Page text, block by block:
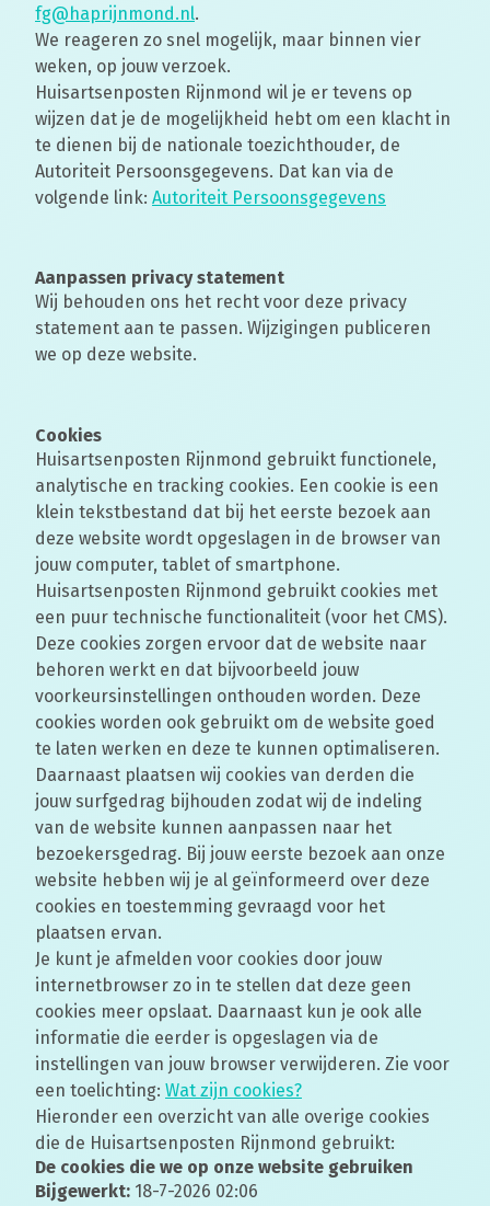
fg@haprijnmond.nl.
We reageren zo snel mogelijk, maar binnen vier
weken, op jouw verzoek.
Huisartsenposten Rijnmond wil je er tevens op
wijzen dat je de mogelijkheid hebt om een klacht in
te dienen bij de nationale toezichthouder, de
Autoriteit Persoonsgegevens. Dat kan via de
volgende link: Autoriteit Persoonsgegevens
Aanpassen privacy statement
Wij behouden ons het recht voor deze privacy
statement aan te passen. Wijzigingen publiceren
we op deze website.
Cookies
Huisartsenposten Rijnmond gebruikt functionele,
analytische en tracking cookies. Een cookie is een
klein tekstbestand dat bij het eerste bezoek aan
deze website wordt opgeslagen in de browser van
jouw computer, tablet of smartphone.
Huisartsenposten Rijnmond gebruikt cookies met
een puur technische functionaliteit (voor het CMS).
Deze cookies zorgen ervoor dat de website naar
behoren werkt en dat bijvoorbeeld jouw
voorkeursinstellingen onthouden worden. Deze
cookies worden ook gebruikt om de website goed
te laten werken en deze te kunnen optimaliseren.
Daarnaast plaatsen wij cookies van derden die
jouw surfgedrag bijhouden zodat wij de indeling
van de website kunnen aanpassen naar het
bezoekersgedrag. Bij jouw eerste bezoek aan onze
website hebben wij je al geïnformeerd over deze
cookies en toestemming gevraagd voor het
plaatsen ervan.
Je kunt je afmelden voor cookies door jouw
internetbrowser zo in te stellen dat deze geen
cookies meer opslaat. Daarnaast kun je ook alle
informatie die eerder is opgeslagen via de
instellingen van jouw browser verwijderen. Zie voor
een toelichting: Wat zijn cookies?
Hieronder een overzicht van alle overige cookies
die de Huisartsenposten Rijnmond gebruikt:
De cookies die we op onze website gebruiken
Bijgewerkt: 18-7-2026 02:06